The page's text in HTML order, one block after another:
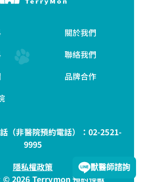
關於我們
聯絡我們
品牌合作
（非醫院預約電話）： 02-2521-
9995
隱私權政策
2026 Terrymon 預約怪獸
獸醫師諮詢